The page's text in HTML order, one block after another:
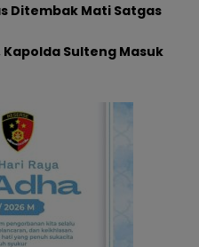
Ditembak Mati Satgas
Sulteng Masuk